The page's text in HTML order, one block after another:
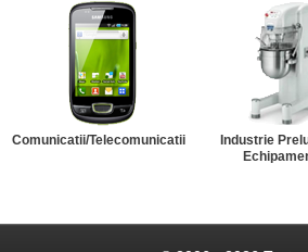
Comunicatii/Telecomunicatii
Industrie